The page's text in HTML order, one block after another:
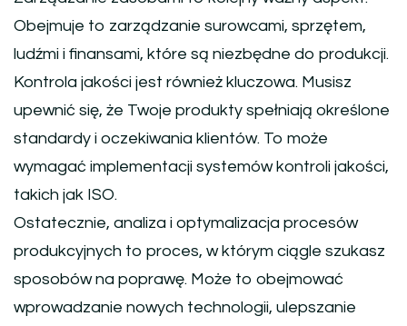
Obejmuje to zarządzanie surowcami, sprzętem,
ludźmi i finansami, które są niezbędne do produkcji.
Kontrola jakości jest również kluczowa. Musisz
upewnić się, że Twoje produkty spełniają określone
standardy i oczekiwania klientów. To może
wymagać implementacji systemów kontroli jakości,
takich jak ISO.
Ostatecznie, analiza i optymalizacja procesów
produkcyjnych to proces, w którym ciągle szukasz
sposobów na poprawę. Może to obejmować
wprowadzanie nowych technologii, ulepszanie